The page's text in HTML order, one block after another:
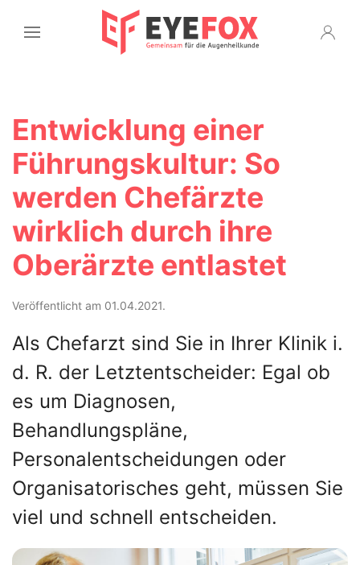
Entwicklung einer
Führungskultur: So
werden Chefärzte
wirklich durch ihre
Oberärzte entlastet
Veröffentlicht am 01.04.2021.
Als Chefarzt sind Sie in Ihrer Klinik i.
d. R. der Letztentscheider: Egal ob
es um Diagnosen,
Behandlungspläne,
Personalentscheidungen oder
Organisatorisches geht, müssen Sie
viel und schnell entscheiden.